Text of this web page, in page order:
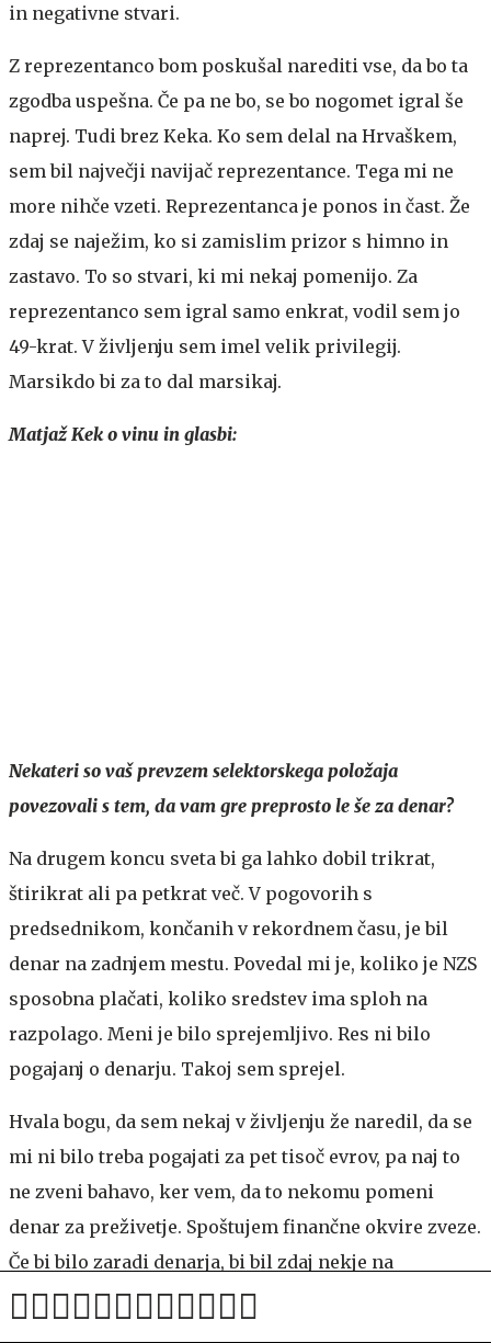
in negativne stvari.
Z reprezentanco bom poskušal narediti vse, da bo ta
zgodba uspešna. Če pa ne bo, se bo nogomet igral še
naprej. Tudi brez Keka. Ko sem delal na Hrvaškem,
sem bil največji navijač reprezentance. Tega mi ne
more nihče vzeti. Reprezentanca je ponos in čast. Že
zdaj se naježim, ko si zamislim prizor s himno in
zastavo. To so stvari, ki mi nekaj pomenijo. Za
reprezentanco sem igral samo enkrat, vodil sem jo
49-krat. V življenju sem imel velik privilegij.
Marsikdo bi za to dal marsikaj.
Matjaž Kek o vinu in glasbi:
Nekateri so vaš prevzem selektorskega položaja
povezovali s tem, da vam gre preprosto le še za denar?
Na drugem koncu sveta bi ga lahko dobil trikrat,
štirikrat ali pa petkrat več. V pogovorih s
predsednikom, končanih v rekordnem času, je bil
denar na zadnjem mestu. Povedal mi je, koliko je NZS
sposobna plačati, koliko sredstev ima sploh na
razpolago. Meni je bilo sprejemljivo. Res ni bilo
pogajanj o denarju. Takoj sem sprejel.
Hvala bogu, da sem nekaj v življenju že naredil, da se
mi ni bilo treba pogajati za pet tisoč evrov, pa naj to
ne zveni bahavo, ker vem, da to nekomu pomeni
denar za preživetje. Spoštujem finančne okvire zveze.
Če bi bilo zaradi denarja, bi bil zdaj nekje na
Kitajskem ali pa v Savdski Arabiji.